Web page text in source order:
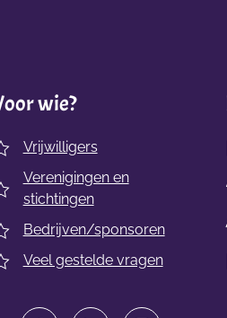
wie?
Vrijwilligers
Verenigingen en
stichtingen
Bedrijven/sponsoren
Veel gestelde vragen